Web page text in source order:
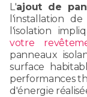
L'ajout de
l'installation
l'isolation
votre
panneaux
surface
performances
d'énergie